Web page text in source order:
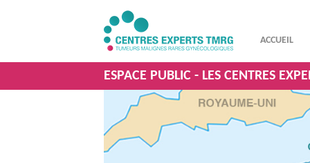
ACCUEIL
ESPACE PUBLIC - LES CENTRES